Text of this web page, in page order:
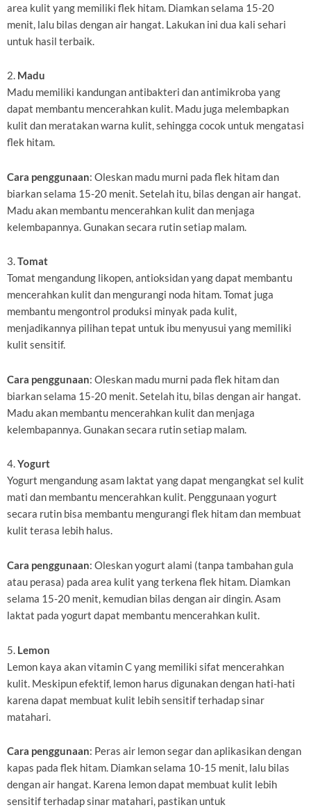
area kulit yang memiliki flek hitam. Diamkan selama 15-20
menit, lalu bilas dengan air hangat. Lakukan ini dua kali sehari
untuk hasil terbaik.
2. Madu
Madu memiliki kandungan antibakteri dan antimikroba yang
dapat membantu mencerahkan kulit. Madu juga melembapkan
kulit dan meratakan warna kulit, sehingga cocok untuk mengatasi
flek hitam.
Cara penggunaan: Oleskan madu murni pada flek hitam dan
biarkan selama 15-20 menit. Setelah itu, bilas dengan air hangat.
Madu akan membantu mencerahkan kulit dan menjaga
kelembapannya. Gunakan secara rutin setiap malam.
3.Tomat
Tomat mengandung likopen, antioksidan yang dapat membantu
mencerahkan kulit dan mengurangi noda hitam. Tomat juga
membantu mengontrol produksi minyak pada kulit,
menjadikannya pilihan tepat untuk ibu menyusui yang memiliki
kulit sensitif.
Cara penggunaan: Oleskan madu murni pada flek hitam dan
biarkan selama 15-20 menit. Setelah itu, bilas dengan air hangat.
Madu akan membantu mencerahkan kulit dan menjaga
kelembapannya. Gunakan secara rutin setiap malam.
4.Yogurt
Yogurt mengandung asam laktat yang dapat mengangkat sel kulit
mati dan membantu mencerahkan kulit. Penggunaan yogurt
secara rutin bisa membantu mengurangi flek hitam dan membuat
kulit terasa lebih halus.
Cara penggunaan: Oleskan yogurt alami (tanpa tambahan gula
atau perasa) pada area kulit yang terkena flek hitam. Diamkan
selama 15-20 menit, kemudian bilas dengan air dingin. Asam
laktat pada yogurt dapat membantu mencerahkan kulit.
5. Lemon
Lemon kaya akan vitamin C yang memiliki sifat mencerahkan
kulit. Meskipun efektif, lemon harus digunakan dengan hati-hati
karena dapat membuat kulit lebih sensitif terhadap sinar
matahari.
Cara penggunaan: Peras air lemon segar dan aplikasikan dengan
kapas pada flek hitam. Diamkan selama 10-15 menit, lalu bilas
dengan air hangat. Karena lemon dapat membuat kulit lebih
sensitif terhadap sinar matahari, pastikan untuk